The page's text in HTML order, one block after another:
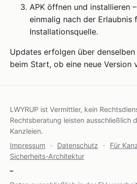
APK öffnen und installieren
einmalig nach der Erlaubnis
Installationsquelle.
Updates erfolgen über
beim Start, ob eine neue Version
LWYRUP ist Vermittler, kein
Rechtsberatung leisten ausschließlich
Kanzleien.
Impressum
· Datenschutz · Für
Sicherheits-Architektur
–